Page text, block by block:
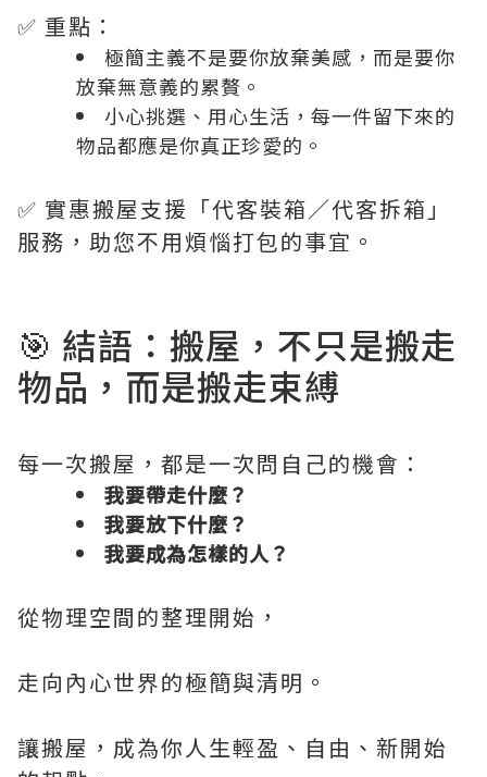
✅ 重點：
極簡主義不是要你放棄美感，而是要你
放棄無意義的累贅。
小心挑選、用心生活，每一件留下來的
物品都應是你真正珍愛的。
✅ 實惠搬屋支援「代客裝箱／代客拆箱」
服務，助您不用煩惱打包的事宜。
🎯 結語：搬屋，不只是搬走
物品，而是搬走束縛
每一次搬屋，都是一次問自己的機會：
我要帶走什麼？
我要放下什麼？
我要成為怎樣的人？
從物理空間的整理開始，
走向內心世界的極簡與清明。
讓搬屋，成為你人生輕盈、自由、新開始